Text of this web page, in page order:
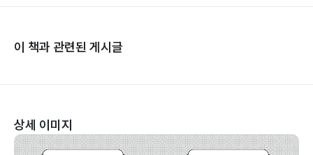
이 책과 관련된 게시글
상세 이미지